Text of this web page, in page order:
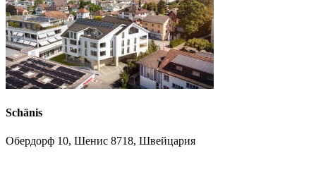
Schänis
Обердорф 10, Шенис 8718, Швейцария